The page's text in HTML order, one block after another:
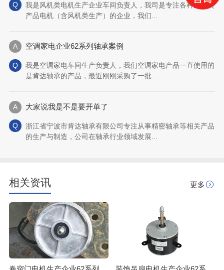
我是风机类电机生产企业车间负责人，我司是专注各种风机类
产品电机（含风机类生产）的企业，我们...
空调家电企业62系列轴承案例
我是空调家电车间生产负责人，我们空调家电产品一直使用的
是肯达轴承的产品，最近刚刚采购了一批...
大家说我是不是要开单了
浙江省宁波市肯达轴承有限公司专注从事精密轴承等相关产品
的生产与制造，公司在轴承行业领域发展...
相关资讯 更多